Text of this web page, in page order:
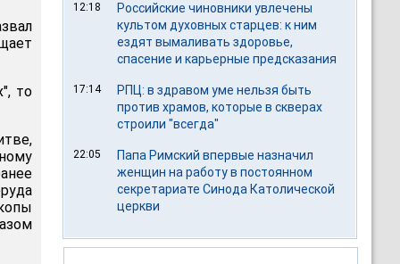
то
12:18
Российские чиновники увлечены
культом духовных старцев: к ним
ездят вымаливать здоровье,
спасение и карьерные предсказания
17:14
РПЦ: в здравом уме нельзя быть
против храмов, которые в скверах
строили "всегда"
22:05
Папа Римский впервые назначил
женщин на работу в постоянном
секретариате Синода Католической
церкви